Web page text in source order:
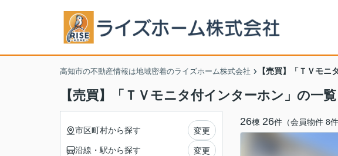
高知市の不動産情報は地域密着のライズホーム株式会社 【売買】「ＴＶモニ
【売買】「ＴＶモニタ付インターホン」の一覧
26棟 26件（会員物件 8件
市区町村から探す 変更
沿線・駅から探す 変更